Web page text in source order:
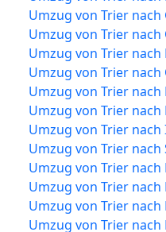
Umzug von Trier
Umzug von Trier
Umzug von Trier nach
Umzug von Trier
Umzug von Trier
Umzug von Trier nach
Umzug von Trier
Umzug von Trier
Umzug von Trier nach
Umzug von Trier nach
Umzug von Trier
Umzug von Trier